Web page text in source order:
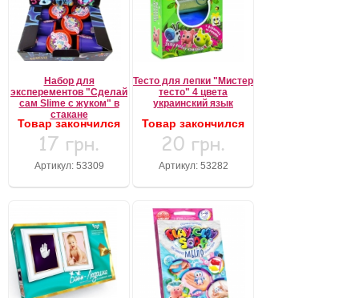
Набор для
эксперементов "Сделай
сам Slime с жуком" в
стакане
Товар закончился
17 грн.
Артикул: 53309
Тесто для лепки "Мистер
тесто" 4 цвета
украинский язык
Товар закончился
20 грн.
Артикул: 53282